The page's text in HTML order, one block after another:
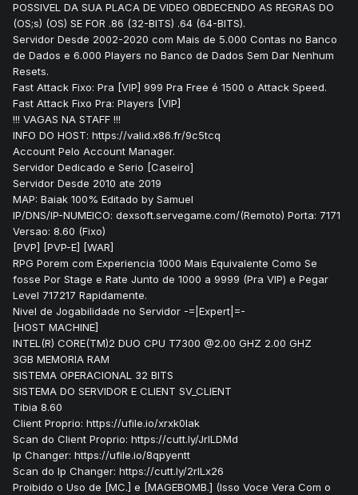
POSSIVEL DA SUA PLACA DE VIDEO OBDECENDO AS REGRAS DO
(OS;s) (OS) SE FOR .86 (32-BITS) .64 (64-BITS).
Servidor Desde 2002-2020 com Mais de 5.000 Contas no Banco
de Dados e 6.000 Players no Banco de Dados Sem Dar Nenhum
Resets.
Fast Attack Fixo: Pra [VIP] 999 Pra Free é 1500 o Attack Speed.
Fast Attack Fixo Pra: Players [VIP]
!!! VAGAS NA STAFF !!!
INFO DO HOST: https://valid.x86.fr/9c5tcq
Account Pelo Account Manager.
Servidor Dedicado e Serio [Caseiro]
Servidor Desde 2010 ate 2019
MAP: Baiak 100% Editado by Samuel
IP/DNS/IP-NUMEICO: dexsoft.servegame.com/(Remoto) Porta: 7171
Versao: 8.60 (Fixo)
[PVP] [PVP-E] [WAR]
RPG Porem com Experiencia 1000 Mais Equivalente Como Se
fosse Por Stage e Rate Junto de 1000 a 9999 (Pra VIP) e Pegar
Level 717217 Rapidamente.
Nivel de Jogabilidade no Servidor -=|Expert|=-
[HOST MACHINE]
INTEL(R) CORE(TM)2 DUO CPU T7300 @2.00 GHZ 2.00 GHZ
3GB MEMORIA RAM
SISTEMA OPERACIONAL 32 BITS
SISTEMA DO SERVIDOR E CLIENT SV_CLIENT
Tibia 8.60
Client Proprio: https://ufile.io/xrxk0lak
Scan do Client Proprio: https://cutt.ly/JrILDMd
Ip Changer: https://ufile.io/8qpyentt
Scan do Ip Changer: https://cutt.ly/2rILx26
Proibido o Uso de [MC.] e [MAGEBOMB.] (Isso Voce Vera Com o